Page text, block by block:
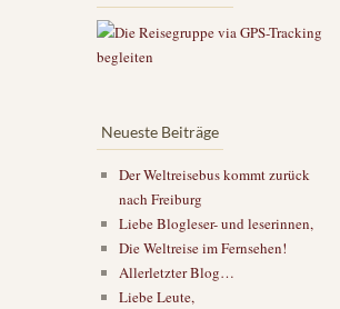
Neueste Beiträge
Der Weltreisebus kommt zurück
nach Freiburg
Liebe Blogleser- und leserinnen,
Die Weltreise im Fernsehen!
Allerletzter Blog…
Liebe Leute,